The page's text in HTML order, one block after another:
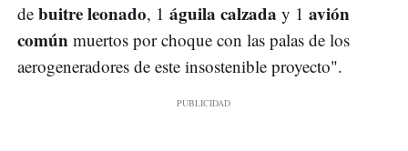
de buitre leonado, 1 águila calzada y 1 avión
común muertos por choque con las palas de los
aerogeneradores de este insostenible proyecto".